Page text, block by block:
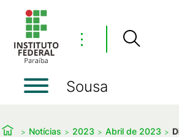
⋮
Sousa
Notícias 2023 Abril de 2023